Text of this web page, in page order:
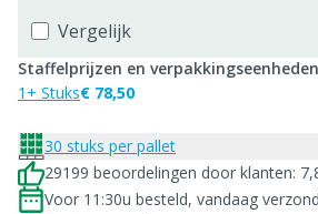
Vergelijk
Staffelprijzen en verpakkingseenheden
1+ Stuks€ 78,50
30 stuks per pallet
29199 beoordelingen door klanten:
Voor 11:30u besteld, vandaag